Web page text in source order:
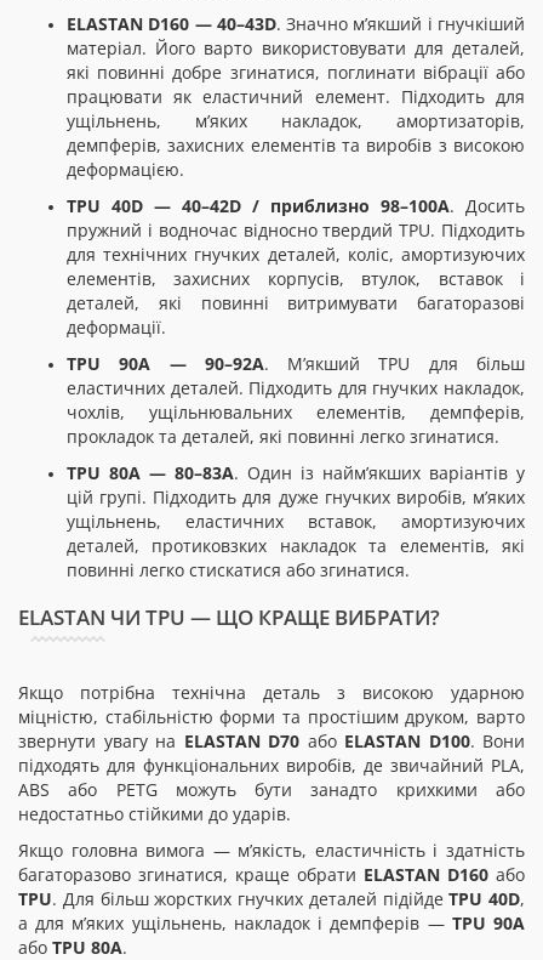
ELASTAN D160 — 40–43D. Значно м’якший і гнучкіший
матеріал. Його варто використовувати для деталей,
які повинні добре згинатися, поглинати вібрації або
працювати як еластичний елемент. Підходить для
ущільнень, м’яких накладок, амортизаторів,
демпферів, захисних елементів та виробів з високою
деформацією.
TPU 40D — 40–42D / приблизно 98–100A. Досить
пружний і водночас відносно твердий TPU. Підходить
для технічних гнучких деталей, коліс, амортизуючих
елементів, захисних корпусів, втулок, вставок і
деталей, які повинні витримувати багаторазові
деформації.
TPU 90A — 90–92A. М’якший TPU для більш
еластичних деталей. Підходить для гнучких накладок,
чохлів, ущільнювальних елементів, демпферів,
прокладок та деталей, які повинні легко згинатися.
TPU 80A — 80–83A. Один із найм’якших варіантів у
цій групі. Підходить для дуже гнучких виробів, м’яких
ущільнень, еластичних вставок, амортизуючих
деталей, протиковзких накладок та елементів, які
повинні легко стискатися або згинатися.
ELASTAN ЧИ TPU — ЩО КРАЩЕ ВИБРАТИ?
Якщо потрібна технічна деталь з високою ударною
міцністю, стабільністю форми та простішим друком, варто
звернути увагу на ELASTAN D70 або ELASTAN D100. Вони
підходять для функціональних виробів, де звичайний PLA,
ABS або PETG можуть бути занадто крихкими або
недостатньо стійкими до ударів.
Якщо головна вимога — м’якість, еластичність і здатність
багаторазово згинатися, краще обрати ELASTAN D160 або
TPU. Для більш жорстких гнучких деталей підійдеTPU 40D,
а для м’яких ущільнень, накладок і демпферів — TPU 90A
або TPU 80A.